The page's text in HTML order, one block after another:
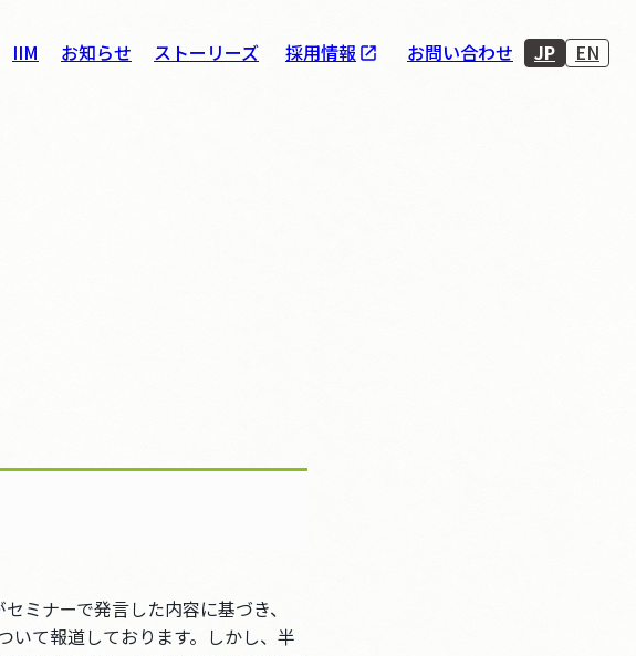
IIM お知らせ ストーリーズ 採用情報 お問い合わせ JP EN
ミナーで発言した内容に基づき、
いて報道しております。しかし、半